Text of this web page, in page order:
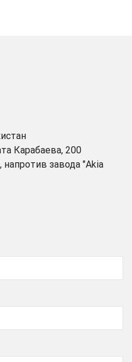
Карабаева, 200
завода "Akia